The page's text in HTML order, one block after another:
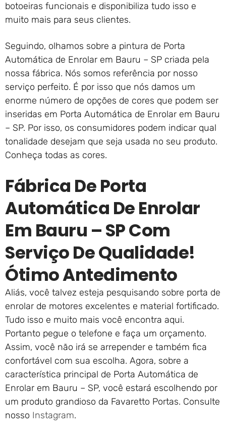
botoeiras funcionais e disponibiliza tudo isso e
muito mais para seus clientes.
Seguindo, olhamos sobre a pintura de Porta
Automática de Enrolar em Bauru – SP criada pela
nossa fábrica. Nós somos referência por nosso
serviço perfeito. É por isso que nós damos um
enorme número de opções de cores que podem ser
inseridas em Porta Automática de Enrolar em Bauru
– SP. Por isso, os consumidores podem indicar qual
tonalidade desejam que seja usada no seu produto.
Conheça todas as cores.
Fábrica De Porta
Automática De Enrolar
Em Bauru – SP Com
Serviço De Qualidade!
Ótimo Antedimento
Aliás, você talvez esteja pesquisando sobre porta de
enrolar de motores excelentes e material fortificado.
Tudo isso e muito mais você encontra aqui.
Portanto pegue o telefone e faça um orçamento.
Assim, você não irá se arrepender e também fica
confortável com sua escolha. Agora, sobre a
característica principal de Porta Automática de
Enrolar em Bauru – SP, você estará escolhendo por
um produto grandioso da Favaretto Portas. Consulte
nosso Instagram.